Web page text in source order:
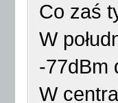
Co zaś
W
-77dBm
W